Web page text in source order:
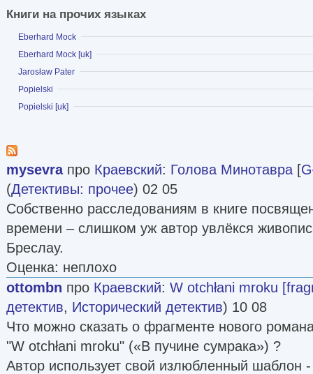
Книги на прочих языках
Показать
Eberhard Mock
Показать
Eberhard Mock [uk]
Показать
Jarosław Pater
Показать
Popielski
Показать
Popielski [uk]
mysevraпро Краевский: Голова Минотавра [
(Детективы: прочее) 02 05
Собственно расследованиям в книге
времени – слишком уж автор увлёкся
Бреслау.
Оценка: неплохо
ottombn про Краевский: W otchłani mroku
детектив, Исторический детектив) 10 08
Что можно сказать о фрагменте нового
"W otchłani mroku" («В пучине сумрака») ?
Автор использует свой излюбленный шаблон -